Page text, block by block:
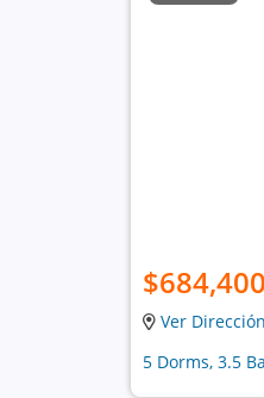
$684,400
Ver Dirección
5 Dorms, 3.5